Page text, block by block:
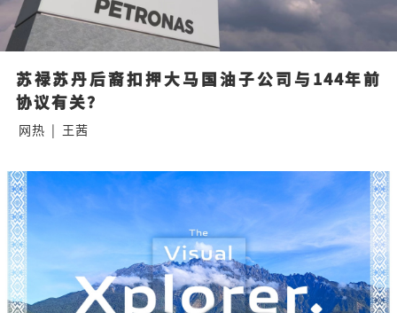
苏禄苏丹后裔扣押大马国油子公司与144年前
协议有关？
网热 | 王茜